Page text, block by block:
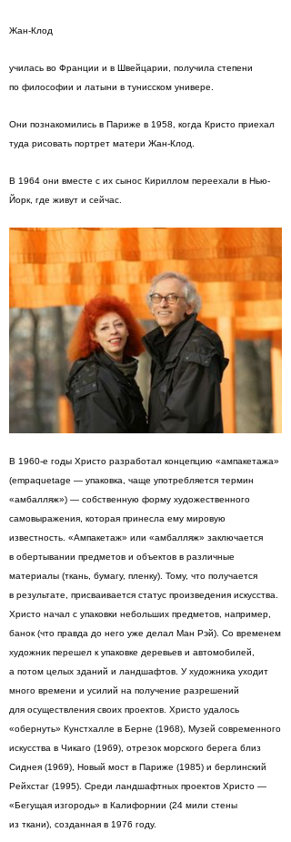
Жан-Клод
училась во Франции и в Швейцарии, получила степени
по философии и латыни в тунисском универе.
Они познакомились в Париже в 1958, когда Кристо приехал
туда рисовать портрет матери Жан-Клод.
В 1964 они вместе с их сынос Кириллом переехали в Нью-
Йорк, где живут и сейчас.
В 1960-е годы Христо разработал концепцию «ампакетажа»
(empaquetage — упаковка, чаще употребляется термин
«амбалляж») — собственную форму художественного
самовыражения, которая принесла ему мировую
известность. «Ампакетаж» или «амбалляж» заключается
в обертывании предметов и объектов в различные
материалы (ткань, бумагу, пленку). Тому, что получается
в результате, присваивается статус произведения искусства.
Христо начал с упаковки небольших предметов, например,
банок (что правда до него уже делал Ман Рэй). Со временем
художник перешел к упаковке деревьев и автомобилей,
а потом целых зданий и ландшафтов. У художника уходит
много времени и усилий на получение разрешений
для осуществления своих проектов. Христо удалось
«обернуть» Кунстхалле в Берне (1968), Музей современного
искусства в Чикаго (1969), отрезок морского берега близ
Сиднея (1969), Новый мост в Париже (1985) и берлинский
Рейхстаг (1995). Среди ландшафтных проектов Христо —
«Бегущая изгородь» в Калифорнии (24 мили стены
из ткани), созданная в 1976 году.